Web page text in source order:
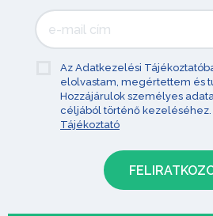
Az Adatkezelési
elolvastam, megértettem és
Hozzájárulok személyes
céljából történő kezeléséhez.
Tájékoztató